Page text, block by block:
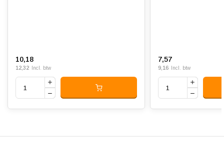
10,18
12,32 Incl. btw
7,57
9,16 Incl. btw